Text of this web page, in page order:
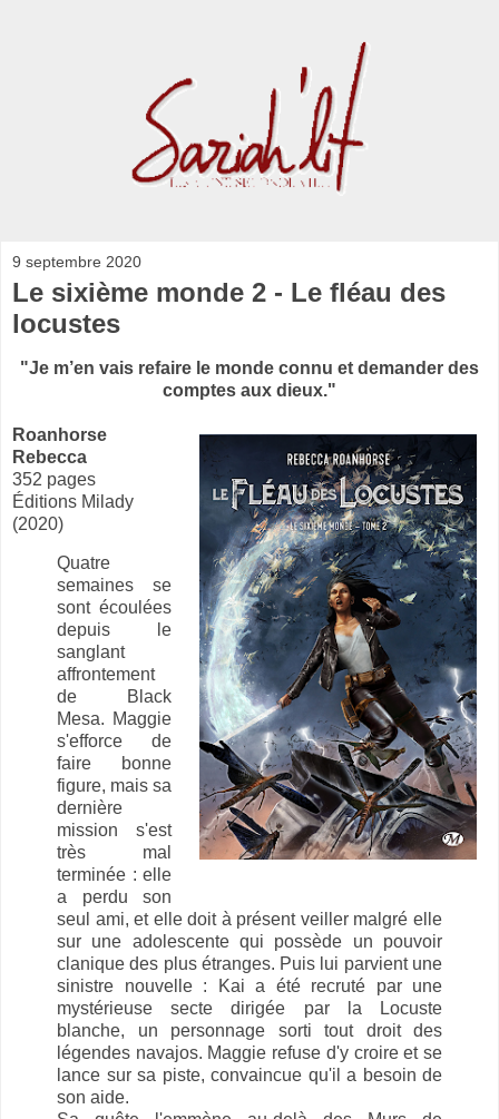
9 septembre 2020
Le sixième monde 2 - Le fléau des
locustes
"Je m’en vais refaire le monde connu et demander des
comptes aux dieux."
Roanhorse
Rebecca
352 pages
Éditions Milady
(2020)
Quatre
semaines se
sont écoulées
depuis le
sanglant
affrontement
de Black
Mesa. Maggie
s'efforce de
faire bonne
figure, mais sa
dernière
mission s'est
très mal
terminée : elle
a perdu son
seul ami, et elle doit à présent veiller malgré elle
sur une adolescente qui possède un pouvoir
clanique des plus étranges. Puis lui parvient une
sinistre nouvelle : Kai a été recruté par une
mystérieuse secte dirigée par la Locuste
blanche, un personnage sorti tout droit des
légendes navajos. Maggie refuse d'y croire et se
lance sur sa piste, convaincue qu'il a besoin de
son aide.